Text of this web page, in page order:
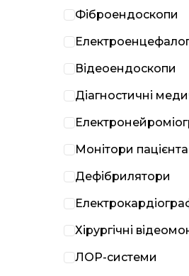
Фіброендоскопи
Відеоендоскопи
Діагностичні
Монітори пацієнта
Дефібрилятори
Хірургічні
ЛОР-системи